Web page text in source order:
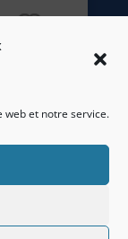
web et notre service.